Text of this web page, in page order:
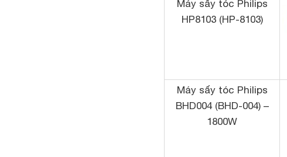
Máy sấy tóc Philips
HP8103 (HP-8103)
Máy sấy tóc Philips
BHD004 (BHD-004) –
1800W